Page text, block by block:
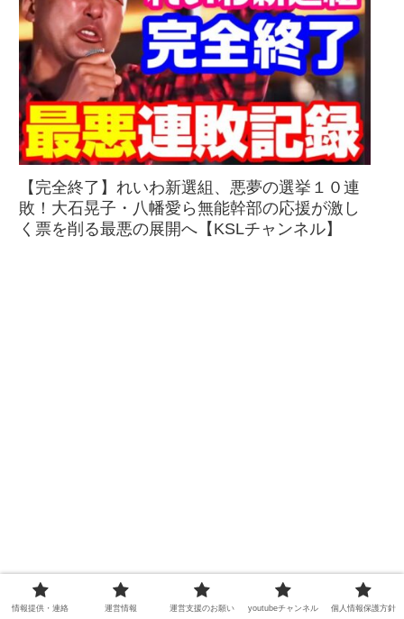
【完全終了】れいわ新選組、悪夢の選挙１０連
敗！大石晃子・八幡愛ら無能幹部の応援が激し
く票を削る最悪の展開へ【KSLチャンネル】
情報提供・連絡 運営情報 運営支援のお願い youtubeチャンネル 個人情報保護方針